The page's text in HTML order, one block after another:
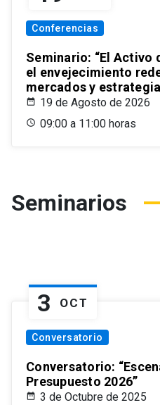
Conferencias
Seminario: “El Activo
el envejecimiento
mercados y
19 de Agosto de 2026
09:00 a 11:00 horas
Seminarios
3 OCT
Conversatorio
Conversatorio:
Presupuesto 2026”
3 de Octubre de 2025